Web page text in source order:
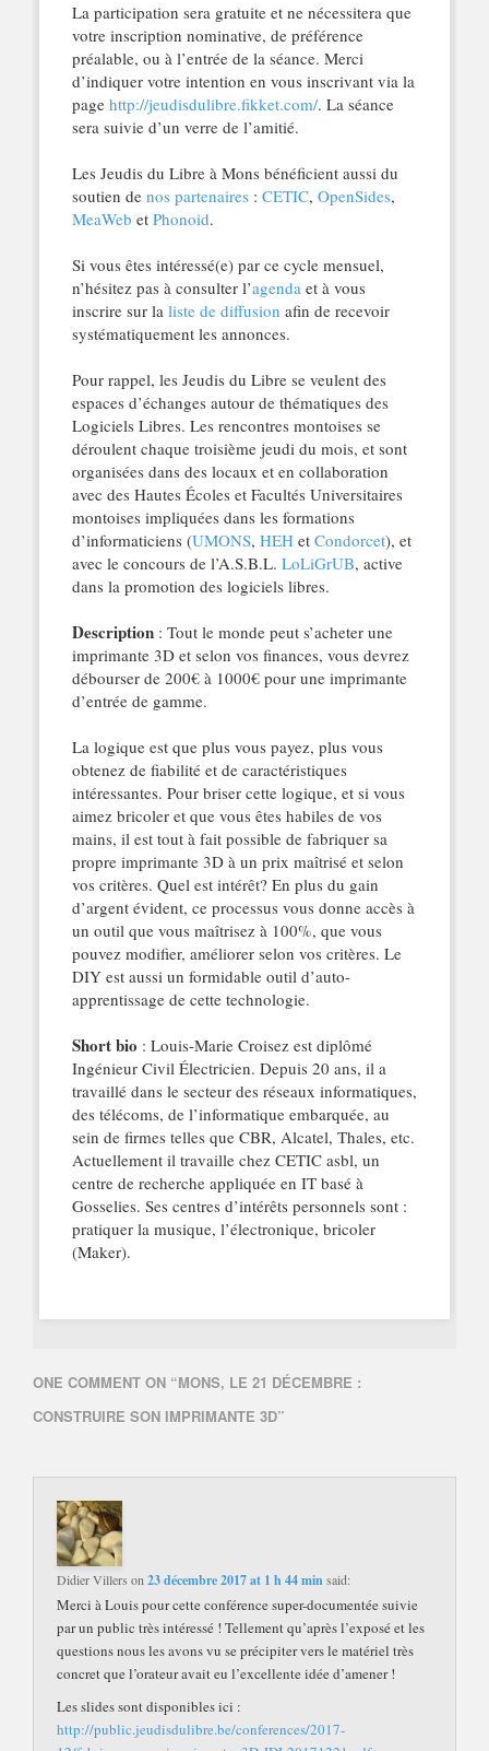
La participation sera gratuite et ne nécessitera que
votre inscription nominative, de préférence
préalable, ou à l’entrée de la séance. Merci
d’indiquer votre intention en vous inscrivant via la
page http://jeudisdulibre.fikket.com/. La séance
sera suivie d’un verre de l’amitié.
Les Jeudis du Libre à Mons bénéficient aussi du
soutien de nos partenaires : CETIC, OpenSides,
MeaWeb et Phonoid.
Si vous êtes intéressé(e) par ce cycle mensuel,
n’hésitez pas à consulter l’agendaet à vous
inscrire sur la liste de diffusion afin de recevoir
systématiquement les annonces.
Pour rappel, les Jeudis du Libre se veulent des
espaces d’échanges autour de thématiques des
Logiciels Libres. Les rencontres montoises se
déroulent chaque troisième jeudi du mois, et sont
organisées dans des locaux et en collaboration
avec des Hautes Écoles et Facultés Universitaires
montoises impliquées dans les formations
d’informaticiens (UMONS, HEHet Condorcet), et
avec le concours de l’A.S.B.L. LoLiGrUB, active
dans la promotion des logiciels libres.
Description: Tout le monde peut s’acheter une
imprimante 3D et selon vos finances, vous devrez
débourser de 200€ à 1000€ pour une imprimante
d’entrée de gamme.
La logique est que plus vous payez, plus vous
obtenez de fiabilité et de caractéristiques
intéressantes. Pour briser cette logique, et si vous
aimez bricoler et que vous êtes habiles de vos
mains, il est tout à fait possible de fabriquer sa
propre imprimante 3D à un prix maîtrisé et selon
vos critères. Quel est intérêt? En plus du gain
d’argent évident, ce processus vous donne accès à
un outil que vous maîtrisez à 100%, que vous
pouvez modifier, améliorer selon vos critères. Le
DIY est aussi un formidable outil d’auto-
apprentissage de cette technologie.
Short bio : Louis-Marie Croisez est diplômé
Ingénieur Civil Électricien. Depuis 20 ans, il a
travaillé dans le secteur des réseaux informatiques,
des télécoms, de l’informatique embarquée, au
sein de firmes telles que CBR, Alcatel, Thales, etc.
Actuellement il travaille chez CETIC asbl, un
centre de recherche appliquée en IT basé à
Gosselies. Ses centres d’intérêts personnels sont :
pratiquer la musique, l’électronique, bricoler
(Maker).
ONE COMMENT ON “MONS, LE 21 DÉCEMBRE :
CONSTRUIRE SON IMPRIMANTE 3D”
Didier Villers on 23 décembre 2017 at 1 h 44 minsaid:
Merci à Louis pour cette conférence super-documentée suivie
par un public très intéressé ! Tellement qu’après l’exposé et les
questions nous les avons vu se précipiter vers le matériel très
concret que l’orateur avait eu l’excellente idée d’amener !
Les slides sont disponibles ici :
http://public.jeudisdulibre.be/conferences/2017-